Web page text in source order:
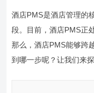
酒店PMS是酒店管理的
段。目前，酒店PMS正
那么，酒店PMS能够跨
到哪一步呢？让我们来探